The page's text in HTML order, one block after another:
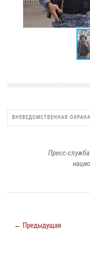
ВНЕВЕДОМСТВЕННАЯ ОХРАНА
Пресс-служба
← Предыдущая